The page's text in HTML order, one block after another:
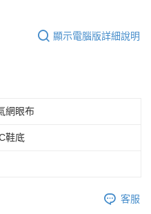
顯示電腦版詳細說明
網眼布
鞋底
客服